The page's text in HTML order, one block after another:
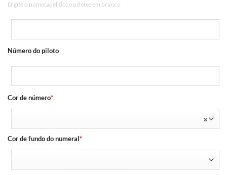
Digite o nome(apelido) ou deixe em branco
Número do piloto
Cor de número*
×
Cor de fundo do numeral*